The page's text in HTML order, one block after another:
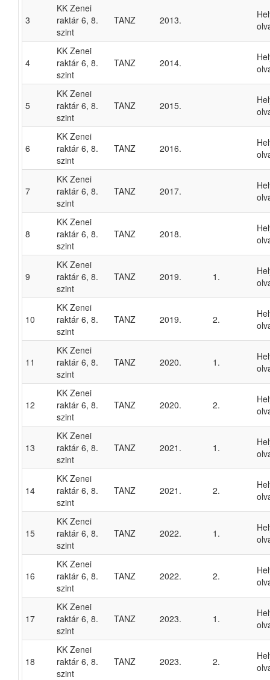
3
KK Zenei
raktár 6, 8.
szint
TANZ 2013.
4
KK Zenei
raktár 6, 8.
szint
TANZ 2014.
5
KK Zenei
raktár 6, 8.
szint
TANZ 2015.
6
KK Zenei
raktár 6, 8.
szint
TANZ 2016.
7
KK Zenei
raktár 6, 8.
szint
TANZ 2017.
8
KK Zenei
raktár 6, 8.
szint
TANZ 2018.
9
KK Zenei
raktár 6, 8.
szint
TANZ 2019. 1.
10
KK Zenei
raktár 6, 8.
szint
TANZ 2019. 2.
11
KK Zenei
raktár 6, 8.
szint
TANZ 2020. 1.
12
KK Zenei
raktár 6, 8.
szint
TANZ 2020. 2.
13
KK Zenei
raktár 6, 8.
szint
TANZ 2021. 1.
14
KK Zenei
raktár 6, 8.
szint
TANZ 2021. 2.
15
KK Zenei
raktár 6, 8.
szint
TANZ 2022. 1.
16
KK Zenei
raktár 6, 8.
szint
TANZ 2022. 2.
17
KK Zenei
raktár 6, 8.
szint
TANZ 2023. 1.
18
KK Zenei
raktár 6, 8.
szint
TANZ 2023. 2.